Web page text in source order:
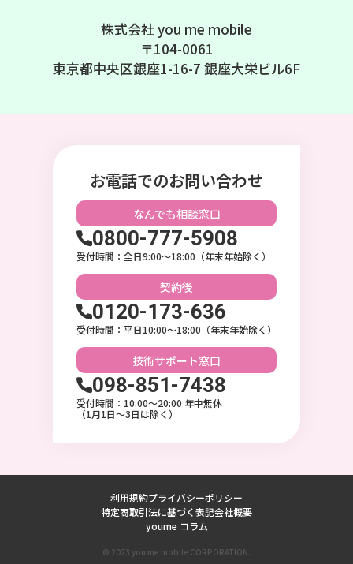
株式会社 you me mobile
〒104-0061
東京都中央区銀座1-16-7 銀座大栄ビル6F
お電話でのお問い合わせ
なんでも相談窓口
0800-777-5908
受付時間：全日9:00〜18:00（年末年始除く）
契約後
0120-173-636
受付時間：平日10:00〜18:00（年末年始除く）
技術サポート窓口
098-851-7438
受付時間：10:00〜20:00 年中無休
（1月1日～3日は除く）
利用規約プライバシーポリシー
特定商取引法に基づく表記会社概要
youme コラム
© 2023 you me mobile CORPORATION.